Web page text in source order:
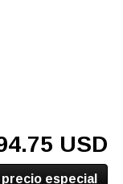
USD
especial